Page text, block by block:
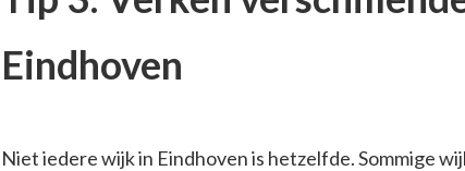
Eindhoven
Niet iedere wijk in Eindhoven is hetzelfde. Sommige